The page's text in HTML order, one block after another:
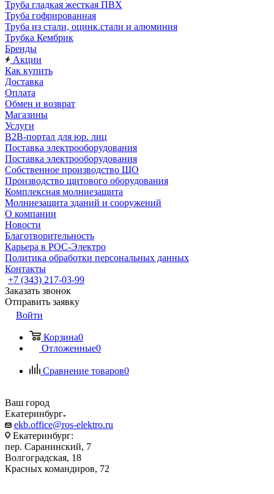
Труба гладкая жесткая ПВХ
Труба гофрированная
Труба из стали, оцинк.стали и алюминия
Трубка Кембрик
Бренды
Акции
Как купить
Доставка
Оплата
Обмен и возврат
Магазины
Услуги
B2B-портал для юр. лиц
Поставка электрооборудования
Поставка электрооборудования
Собственное производство ЩО
Производство щитового оборудования
Комплексная молниезащита
Молниезащита зданий и сооружений
О компании
Новости
Благотворительность
Карьера в РОС-Электро
Политика обработки персональных данных
Контакты
+7 (343) 217-03-99
Заказать звонок
Отправить заявку
Войти
Корзина0
Отложенные0
Сравнение товаров0
Ваш город
Екатеринбург
ekb.office@ros-elektro.ru
Екатеринбург:
пер. Саранинский, 7
Волгоградская, 18
Красных командиров, 72